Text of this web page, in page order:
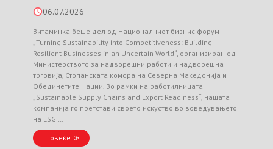
06.07.2026
Витаминка беше дел од Националниот бизнис форум
„Turning Sustainability into Competitiveness: Building
Resilient Businesses in an Uncertain World“, организиран од
Министерството за надворешни работи и надворешна
трговија, Стопанската комора на Северна Македонија и
Обединетите Нации. Во рамки на работилницата
„Sustainable Supply Chains and Export Readiness“, нашата
компанија го претстави своето искуство во воведувањето
на ESG …
Повеќе